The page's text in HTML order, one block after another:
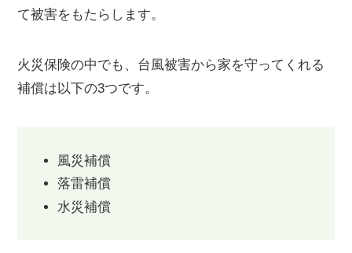
て被害をもたらします。
火災保険の中でも、台風被害から家を守ってくれる
補償は以下の3つです。
風災補償
落雷補償
水災補償